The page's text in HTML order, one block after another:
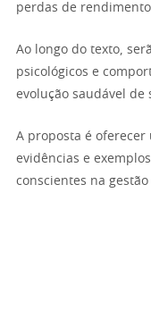
perdas de rendimento.
Ao longo do texto,
psicológicos e
evolução saudável de
A proposta é oferecer
evidências e
conscientes na